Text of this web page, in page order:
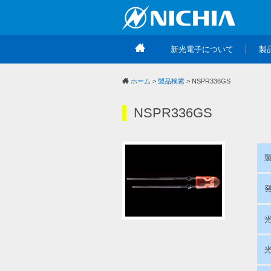
新光電子について 製
ホーム > 製品検索 > NSPR336GS
NSPR336GS